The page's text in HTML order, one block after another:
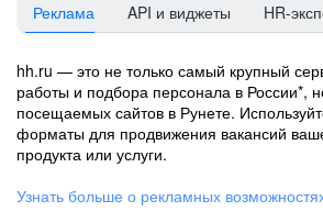
Реклама API и виджеты HR-
hh.ru — это не только самый крупный
работы и подбора персонала в России*,
посещаемых сайтов в Рунете.
форматы для продвижения вакансий
продукта или услуги.
Узнать больше о рекламных